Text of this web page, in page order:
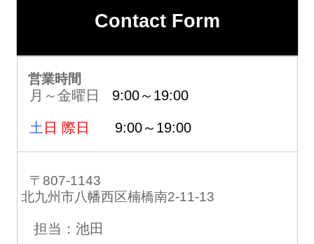
Contact Form
営業時間
月～金曜日 9:00～19:00
土 日 際日 9:00～19:00
〒807-1143
北九州市八幡西区楠橋南2-11-13
担当：池田